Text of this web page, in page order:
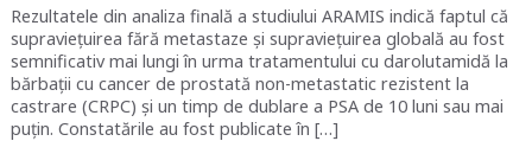
Rezultatele din analiza finală a studiului ARAMIS indică faptul că
supraviețuirea fără metastaze și supraviețuirea globală au fost
semnificativ mai lungi în urma tratamentului cu darolutamidă la
bărbații cu cancer de prostată non-metastatic rezistent la
castrare (CRPC) și un timp de dublare a PSA de 10 luni sau mai
puțin. Constatările au fost publicate în […]